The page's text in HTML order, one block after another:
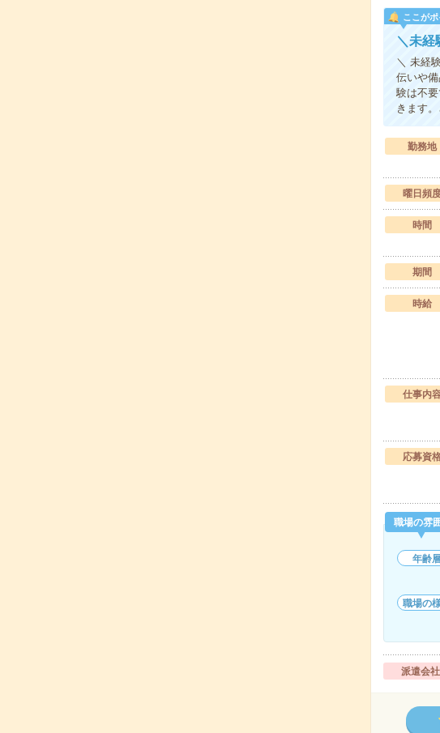
ここがポ
＼未経
＼ 未経
伝いや
験は不
きます
勤務地
曜日頻
時間
期間
時給
仕事内
応募資
職場の雰
年齢
職場の
派遣会社